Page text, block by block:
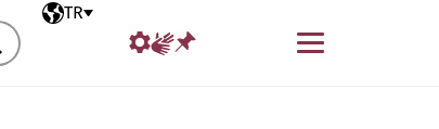
Seçili dil
TR
Menü